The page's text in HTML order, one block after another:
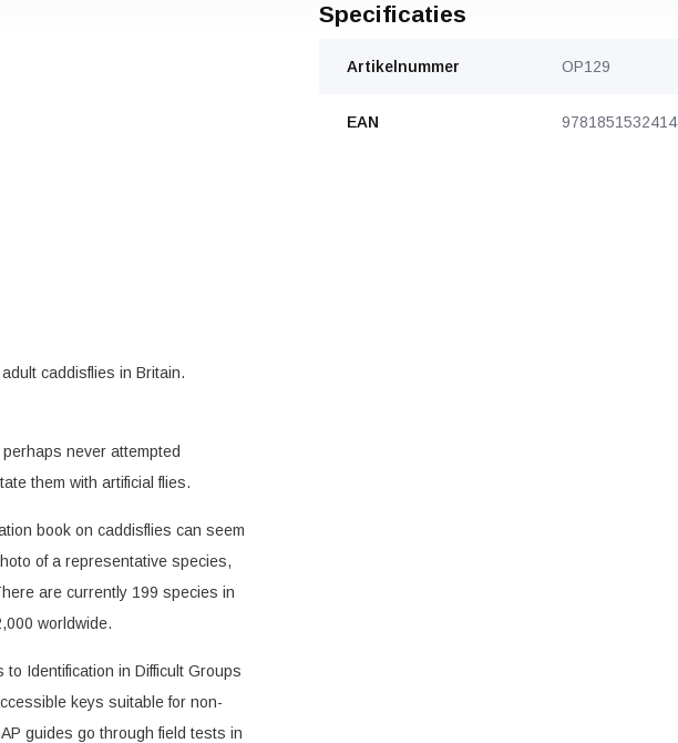
caddisflies in Britain.
never attempted
them with artificial flies.
book on caddisflies can seem
of a representative species,
are currently 199 species in
worldwide.
Identification in Difficult Groups
keys suitable for non-
guides go through field tests in
Specificaties
Artikelnummer OP129
EAN 9781851532414